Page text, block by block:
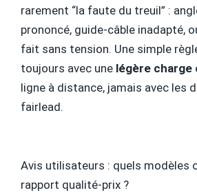
rarement “la faute du treuil” :
prononcé, guide-câble inadapté,
fait sans tension. Une simple
toujours avec une légère charge
ligne à distance, jamais avec les
fairlead.
Avis utilisateurs : quels modèles
rapport qualité-prix ?